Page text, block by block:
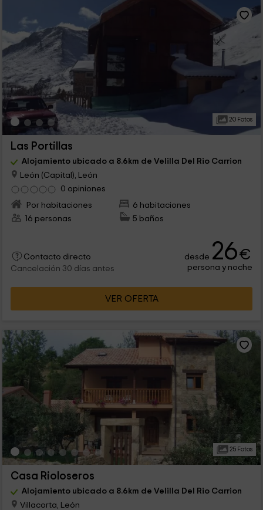
20 Fotos
Las Portillas
Alojamiento ubicado a 8.6km de Velilla Del Rio Carrion
León (Capital), León
0 opiniones
Por habitaciones
6 habitaciones
16 personas
5 baños
Contacto directo
Cancelación 30 días antes
desde 26€
persona y noche
VER OFERTA
25 Fotos
Casa Rioloseros
Alojamiento ubicado a 8.6km de Velilla Del Rio Carrion
Villacorta, León